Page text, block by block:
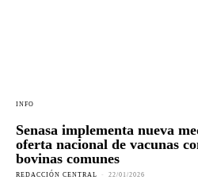
INFO
Senasa implementa nueva
oferta nacional de vacunas
bovinas comunes
REDACCIÓN CENTRAL - 22/01/2026